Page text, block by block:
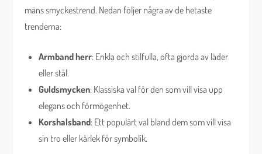
mäns smyckestrend. Nedan följer några av de hetaste
trenderna:
Armband herr: Enkla och stilfulla, ofta gjorda av läder
eller stål.
Guldsmycken: Klassiska val för den som vill visa upp
elegans och förmögenhet.
Korshalsband: Ett populärt val bland dem som vill visa
sin tro eller kärlek för symbolik.